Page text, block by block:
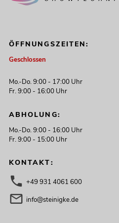
ÖFFNUNGSZEITEN:
Geschlossen
Mo.-Do. 9:00 - 17:00 Uhr
Fr. 9:00 - 16:00 Uhr
ABHOLUNG:
Mo.-Do. 9:00 - 16:00 Uhr
Fr. 9:00 - 15:00 Uhr
KONTAKT:
+49 931 4061 600
info@steinigke.de